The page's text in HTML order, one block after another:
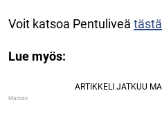
Voit katsoa Pentuliveä tästä
Lue myös: